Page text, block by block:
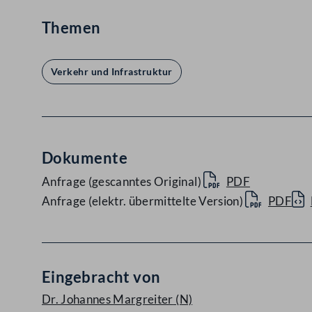
Themen
Verkehr und Infrastruktur
Dokumente
Anfrage (gescanntes Original)
PDF
Anfrage (elektr. übermittelte Version)
PDF
Eingebracht von
Dr. Johannes Margreiter (N)